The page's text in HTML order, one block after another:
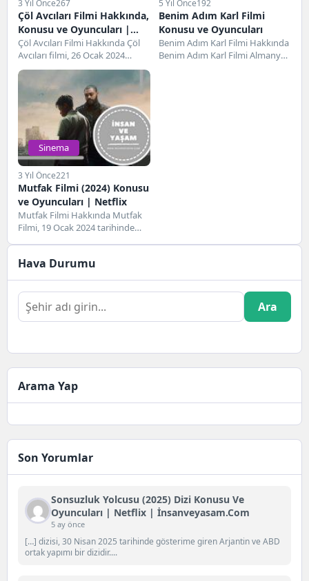
3 Yıl Önce267
Çöl Avcıları Filmi Hakkında,
Konusu ve Oyuncuları |
Netflix
Çöl Avcıları Filmi Hakkında Çöl
Avcıları filmi, 26 Ocak 2024
tarihinde gösterime giren
5 Yıl Önce192
Benim Adım Karl Filmi
Konusu ve Oyuncuları
Benim Adım Karl Filmi Hakkında
Benim Adım Karl Filmi Almanya
Sinema
3 Yıl Önce221
Mutfak Filmi (2024) Konusu
ve Oyuncuları | Netflix
Mutfak Filmi Hakkında Mutfak
Filmi, 19 Ocak 2024 tarihinde
Hava Durumu
Ara
Arama Yap
Son Yorumlar
Sonsuzluk Yolcusu (2025) Dizi Konusu Ve
Oyuncuları | Netflix | İnsanveyasam.com
5 ay önce
[…] dizisi, 30 Nisan 2025 tarihinde gösterime giren Arjantin ve ABD
ortak yapımı bir dizidir....